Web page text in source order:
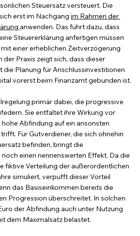
Steuersatz versteuert. Die
erst im Nachgang im Rahmen der
anwenden. Das führt dazu, dass
Steuererklärung anfertigen müssen
einer erheblichen Zeitverzögerung
der Praxis zeigt sich, dass dieser
Planung für Anschlussinvestitionen
vorerst beim Finanzamt gebunden ist.
primär dabei, die progressive
Sie entfaltet ihre Wirkung vor
hohe Abfindung auf ein ansonsten
Für Gutverdiener, die sich ohnehin
befinden, bringt die
einen nennenswerten Effekt. Da die
fiktive Verteilung der außerordentlichen
simuliert, verpufft dieser Vorteil
das Basiseinkommen bereits die
Progression überschreitet. In solchen
der Abfindung auch unter Nutzung
dem Maximalsatz belastet.